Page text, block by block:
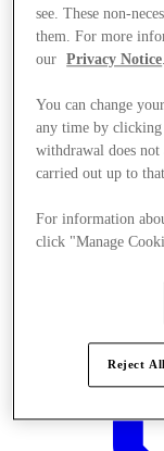
المخازن
see. These non-
them. For more
our
Privacy Notice
You can change
any time by
withdrawal does not
carried out up to
For information
click "Manage
Reject